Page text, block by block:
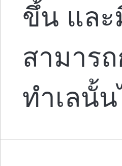
ขึ้น และ
สามาร
ทำเลนั้